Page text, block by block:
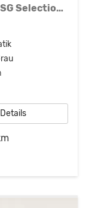
1.5 TSI mHEV 110 kW Selection DSG Selection, AHK, Navi, Side, Kamera, Winter, 4 J.- Garantie
Details